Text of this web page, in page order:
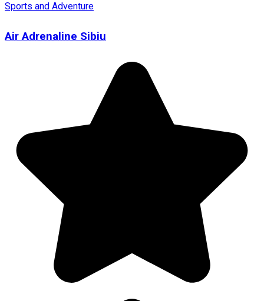
Sports and Adventure
Air Adrenaline Sibiu